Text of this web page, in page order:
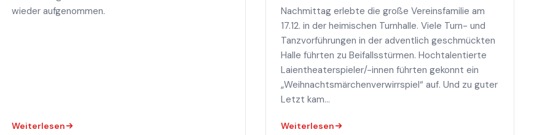
wieder aufgenommen.
Weiterlesen
Nachmittag erlebte die große Vereinsfamilie am
17.12. in der heimischen Turnhalle. Viele Turn- und
Tanzvorführungen in der adventlich geschmückten
Halle führten zu Beifallsstürmen. Hochtalentierte
Laientheaterspieler/-innen führten gekonnt ein
„Weihnachtsmärchenverwirrspiel“ auf. Und zu guter
Letzt kam...
Weiterlesen